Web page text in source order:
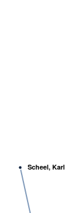
Scheel, Karl